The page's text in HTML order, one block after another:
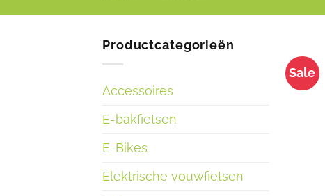
Productcategorieën
Accessoires
E-bakfietsen
E-Bikes
Elektrische vouwfietsen
Sale